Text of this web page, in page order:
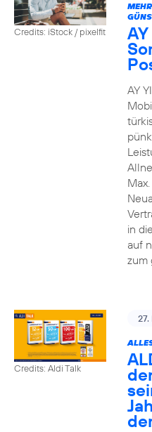
Credits: iStock / pixelfit
AY
in
auf
zum
Credits: Aldi Talk
27.